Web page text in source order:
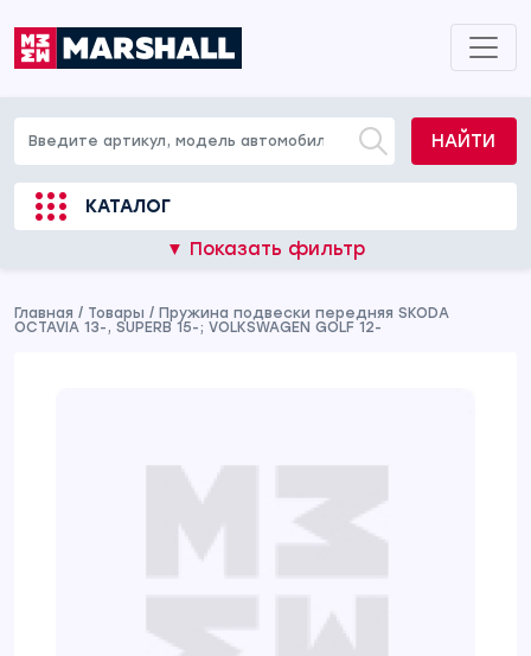
НАЙТИ
КАТАЛОГ
▼ Показать фильтр
Главная / Товары / Пружина подвески передняя SKODA
OCTAVIA 13-, SUPERB 15-; VOLKSWAGEN GOLF 12-